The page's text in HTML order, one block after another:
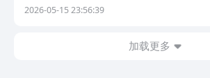
通勤、午休或碎片化时间的理想选择。
2026-05-15 23:56:39
加载更多